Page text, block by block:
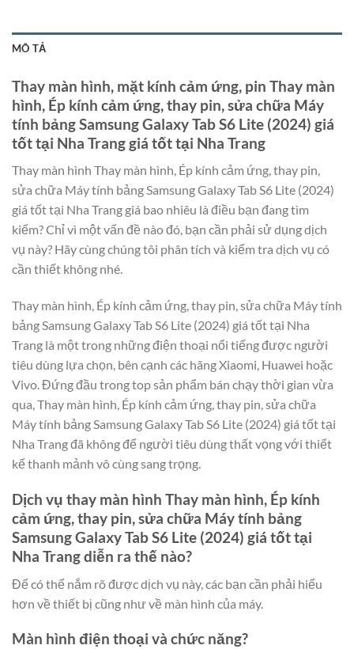
MÔ TẢ
Thay màn hình, mặt kính cảm ứng, pin Thay màn
hình, Ép kính cảm ứng, thay pin, sửa chữa Máy
tính bảng Samsung Galaxy Tab S6 Lite (2024) giá
tốt tại Nha Trang giá tốt tại Nha Trang
Thay màn hình Thay màn hình, Ép kính cảm ứng, thay pin,
sửa chữa Máy tính bảng Samsung Galaxy Tab S6 Lite (2024)
giá tốt tại Nha Trang giá bao nhiêu là điều bạn đang tìm
kiếm? Chỉ vì một vấn đề nào đó, bạn cần phải sử dụng dịch
vụ này? Hãy cùng chúng tôi phân tích và kiểm tra dịch vụ có
cần thiết không nhé.
Thay màn hình, Ép kính cảm ứng, thay pin, sửa chữa Máy tính
bảng Samsung Galaxy Tab S6 Lite (2024) giá tốt tại Nha
Trang là một trong những điện thoại nổi tiếng được người
tiêu dùng lựa chọn, bên cạnh các hãng Xiaomi, Huawei hoặc
Vivo. Đứng đầu trong top sản phẩm bán chạy thời gian vừa
qua, Thay màn hình, Ép kính cảm ứng, thay pin, sửa chữa
Máy tính bảng Samsung Galaxy Tab S6 Lite (2024) giá tốt tại
Nha Trang đã không để người tiêu dùng thất vọng với thiết
kế thanh mảnh vô cùng sang trọng.
Dịch vụ thay màn hình Thay màn hình, Ép kính
cảm ứng, thay pin, sửa chữa Máy tính bảng
Samsung Galaxy Tab S6 Lite (2024) giá tốt tại
Nha Trang diễn ra thế nào?
Để có thể nắm rõ được dịch vụ này, các bạn cần phải hiểu
hơn về thiết bị cũng như về màn hình của máy.
Màn hình điện thoại và chức năng?